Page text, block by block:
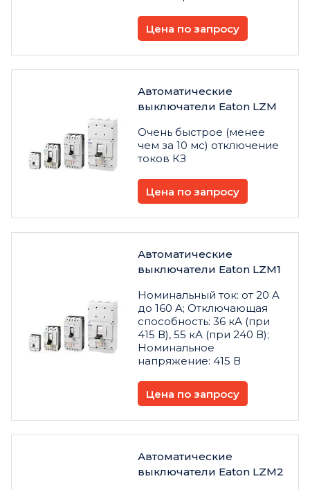
Цена по запросу
Автоматические
выключатели Eaton LZM
Очень быстрое (менее
чем за 10 мс) отключение
токов КЗ
Цена по запросу
Автоматические
выключатели Eaton LZM1
Номинальный ток: от 20 A
до 160 A; Отключающая
способность: 36 кА (при
415 В), 55 кА (при 240 В);
Номинальное
напряжение: 415 В
Цена по запросу
Автоматические
выключатели Eaton LZM2